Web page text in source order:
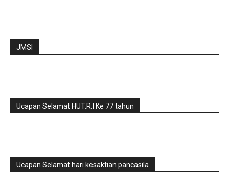
JMSI
Ucapan Selamat HUT.R.I Ke 77 tahun
Ucapan Selamat hari kesaktian pancasila